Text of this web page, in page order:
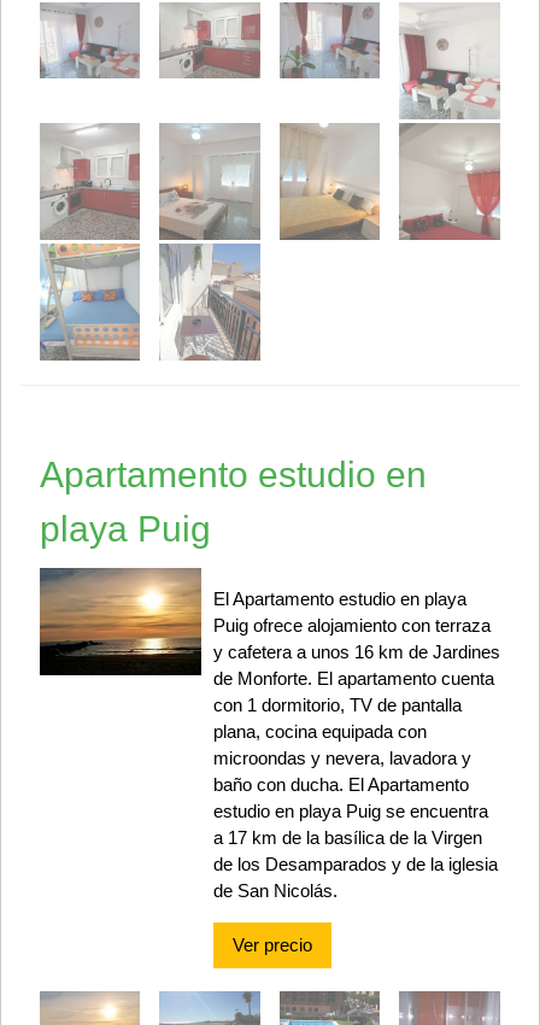
Apartamento estudio en
playa Puig
El Apartamento estudio en playa
Puig ofrece alojamiento con terraza
y cafetera a unos 16 km de Jardines
de Monforte. El apartamento cuenta
con 1 dormitorio, TV de pantalla
plana, cocina equipada con
microondas y nevera, lavadora y
baño con ducha. El Apartamento
estudio en playa Puig se encuentra
a 17 km de la basílica de la Virgen
de los Desamparados y de la iglesia
de San Nicolás.
Ver precio